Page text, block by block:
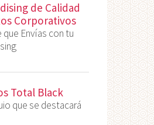
de Calidad
Corporativos
que Envías con tu
Total Black
que se destacará